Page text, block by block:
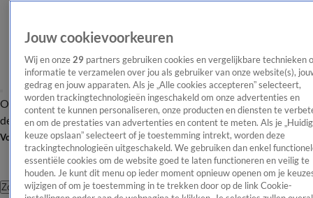
OverzichtAfleveringen Entertainment TV Algemeen
Tip
de redactieNieuwsbrief
Volg Shownieuws
Zoeken
Jouw cookievoorkeuren
Wij en onze 29 partners gebruiken cookies en vergelijkbare technieken
informatie te verzamelen over jou als gebruiker van onze website(s),
gedrag en jouw apparaten. Als je „Alle cookies accepteren” selecteert,
worden trackingtechnologieën ingeschakeld om onze advertenties en
content te kunnen personaliseren, onze producten en diensten te
en om de prestaties van advertenties en content te meten. Als je
keuze opslaan” selecteert of je toestemming intrekt, worden deze
trackingtechnologieën uitgeschakeld. We gebruiken dan enkel
essentiële cookies om de website goed te laten functioneren en veilig te
houden. Je kunt dit menu op ieder moment opnieuw openen om je
wijzigen of om je toestemming in te trekken door op de link Cookie-